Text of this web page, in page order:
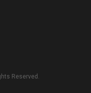
Reserved.